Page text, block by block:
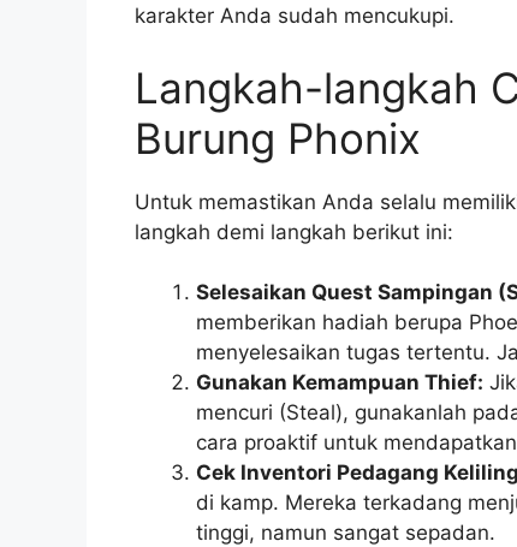
karakter Anda sudah mencukupi.
Langkah-langkah
Burung Phonix
Untuk memastikan Anda selalu
langkah demi langkah berikut ini:
Selesaikan Quest Sampingan
memberikan hadiah berupa
menyelesaikan tugas tertentu.
Gunakan Kemampuan Thief:
mencuri (Steal), gunakanlah
cara proaktif untuk
Cek Inventori Pedagang
di kamp. Mereka terkadang
tinggi, namun sangat sepadan.